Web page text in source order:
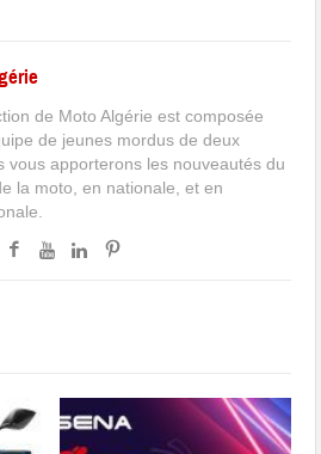
de Moto Algérie est composée
de jeunes mordus de deux
vous apporterons les nouveautés du
la moto, en nationale, et en